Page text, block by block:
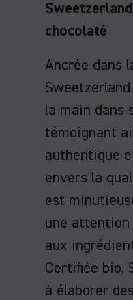
chocolaté
Ancrée dans
Sweetzerland
la main dans
témoignant
authentique
envers la
est
une
aux
Certifiée bio,
à élaborer